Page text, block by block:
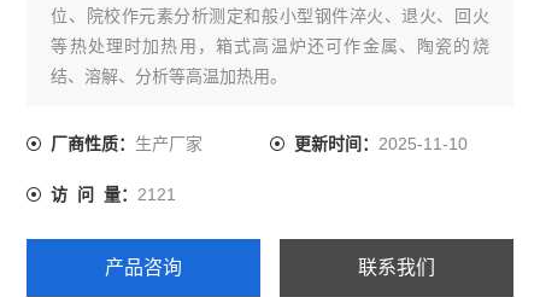
位、院校作元素分析测定和般小型钢件淬火、退火、回火
等热处理时加热用，箱式高温炉还可作金属、陶瓷的烧
结、溶解、分析等高温加热用。
厂商性质： 生产厂家 更新时间： 2025-11-10
访 问 量：2121
产品咨询 联系我们